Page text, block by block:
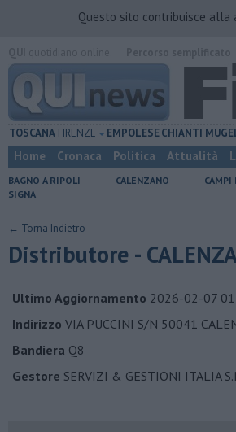
Questo sito contribuisce alla
TOSCANA FIRENZE EMPOLESECHIANTI
Home Cronaca Politica Attualità
BAGNO A RIPOLI CALENZANO CAMPI
SIGNA
← Torna Indietro
Distributore -
Ultimo Aggiornamento 2026-02-07
Indirizzo VIA PUCCINI S/N 50041
Bandiera Q8
Gestore SERVIZI & GESTIONI ITALIA